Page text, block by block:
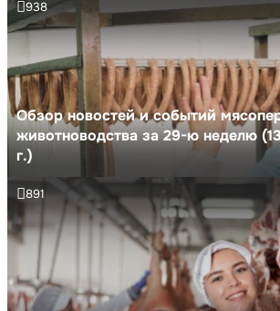
Обзор новостей и событий
животноводства за 29-ю неделю
г.)
938
891